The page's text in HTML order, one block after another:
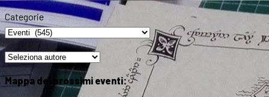
per:
Categorie
Mappa dei prossimi eventi: